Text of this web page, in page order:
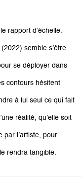
rapport d’échelle.
(2022) semble s’être
se déployer dans
contours hésitent
à lui seul ce qui fait
réalité, qu’elle soit
par l’artiste, pour
rendra tangible.